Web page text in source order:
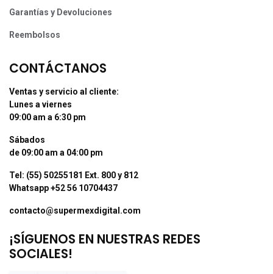
Garantías y Devoluciones
Reembolsos
CONTÁCTANOS
Ventas y servicio al cliente:
Lunes a viernes
09:00 am a 6:30 pm
Sábados
de 09:00 am a 04:00 pm
Tel: (55) 50255181 Ext. 800 y 812
Whatsapp +52 56 10704437
contacto@supermexdigital.com
¡SÍGUENOS EN NUESTRAS REDES
SOCIALES!